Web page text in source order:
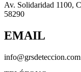
Av. Solidaridad 1100,
58290
EMAIL
info@grsdeteccion.com